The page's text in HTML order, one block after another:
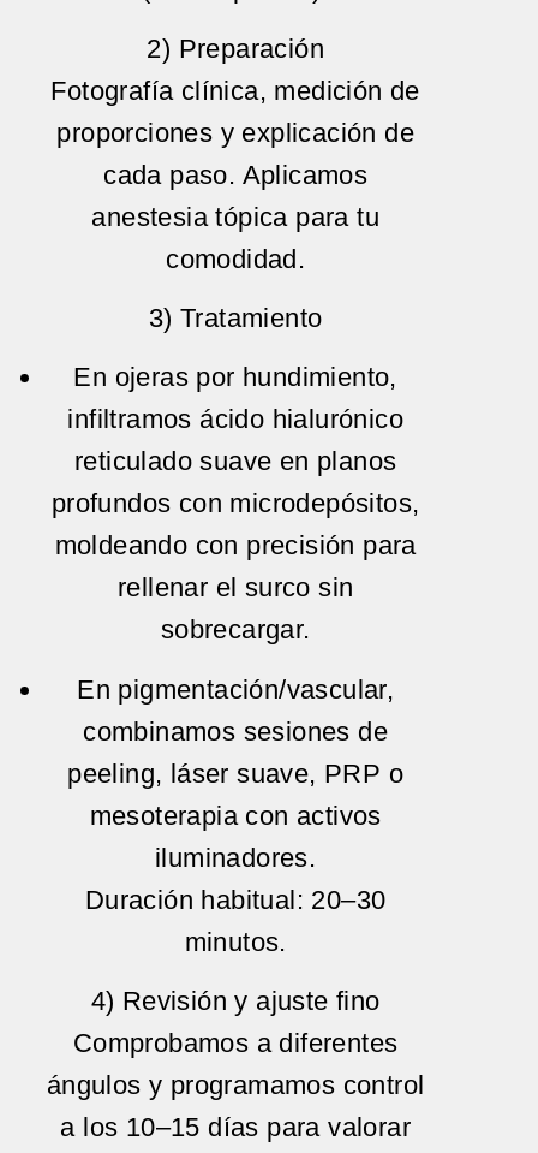
2) Preparación
Fotografía clínica, medición de
proporciones y explicación de
cada paso. Aplicamos
anestesia tópica para tu
comodidad.
3) Tratamiento
En ojeras por hundimiento,
infiltramos ácido hialurónico
reticulado suave en planos
profundos con microdepósitos,
moldeando con precisión para
rellenar el surco sin
sobrecargar.
En pigmentación/vascular,
combinamos sesiones de
peeling, láser suave, PRP o
mesoterapiacon activos
iluminadores.
Duración habitual: 20–30
minutos.
4) Revisión y ajuste fino
Comprobamos a diferentes
ángulos y programamos control
a los 10–15 días para valorar